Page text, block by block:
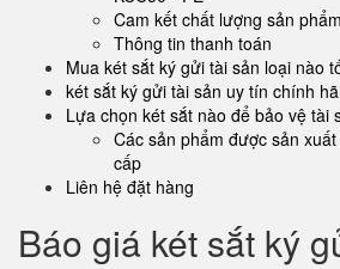
Cam kết chất lượng sản phẩm
Thông tin thanh toán
Mua két sắt ký gửi tài sản loại nào
két sắt ký gửi tài sản uy tín chính
Lựa chọn két sắt nào để bảo vệ tài
Các sản phẩm được sản
cấp
Liên hệ đặt hàng
Báo giá két sắt ký